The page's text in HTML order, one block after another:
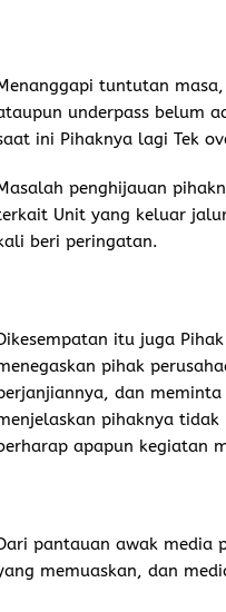
tuntutan
underpass belum
ini Pihaknya lagi Tek
penghijauan
Unit yang keluar
beri peringatan.
itu juga
pihak
dan
pihaknya
apapun kegiatan
pantauan awak media
memuaskan, dan